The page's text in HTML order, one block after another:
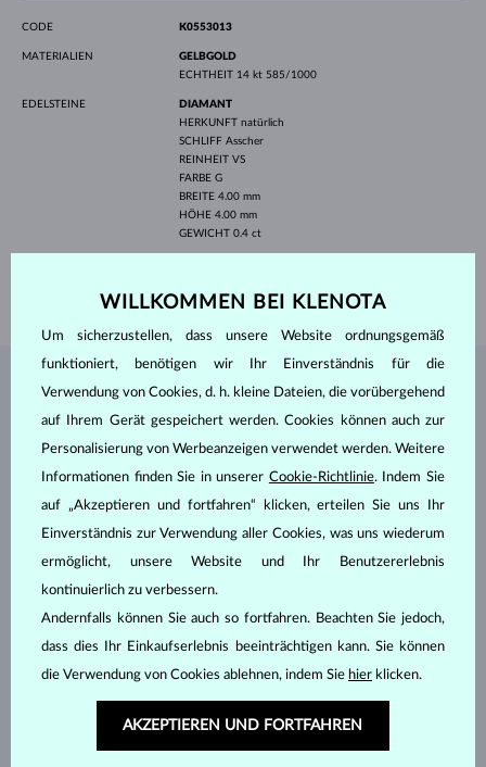
CODE K0553013
MATERIALIEN
GELBGOLD
ECHTHEIT 14 kt 585/1000
EDELSTEINE
DIAMANT
HERKUNFT natürlich
SCHLIFF Asscher
REINHEIT VS
FARBE G
BREITE 4.00 mm
HÖHE 4.00 mm
GEWICHT 0.4 ct
1.35 g
SCHMUCK AUS DEMKLENOTA ATELIER
WILLKOMMEN BEI KLENOTA
Um sicherzustellen, dass unsere Website ordnungsgemäß
funktioniert, benötigen wir Ihr Einverständnis für die
Verwendung von Cookies, d. h. kleine Dateien, die vorübergehend
auf Ihrem Gerät gespeichert werden. Cookies können auch zur
Personalisierung von Werbeanzeigen verwendet werden. Weitere
Informationen finden Sie in unserer Cookie-Richtlinie. Indem Sie
auf „Akzeptieren und fortfahren“ klicken, erteilen Sie uns Ihr
Einverständnis zur Verwendung aller Cookies, was uns wiederum
ermöglicht, unsere Website und Ihr Benutzererlebnis
kontinuierlich zu verbessern.
Andernfalls können Sie auch so fortfahren. Beachten Sie jedoch,
dass dies Ihr Einkaufserlebnis beeinträchtigen kann. Sie können
die Verwendung von Cookies ablehnen, indem Sie hier klicken.
AKZEPTIEREN UND FORTFAHREN